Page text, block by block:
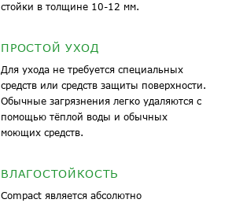
стойки в толщине 10-12 мм.
ПРОСТОЙ УХОД
Для ухода не требуется специальных
средств или средств защиты поверхности.
Обычные загрязнения легко удаляются с
помощью тёплой воды и обычных
моющих средств.
ВЛАГОСТОЙКОСТЬ
Compact является абсолютно